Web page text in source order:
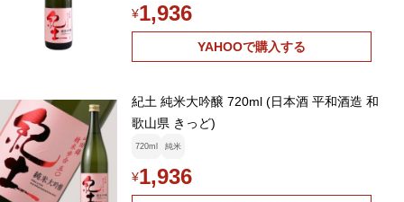
¥1,936
YAHOOで購入する
紀土 純米大吟醸 720ml (日本酒 平和酒造 和
歌山県 きっど)
720ml 純米
¥1,936